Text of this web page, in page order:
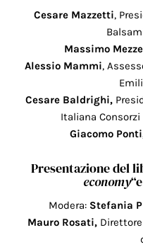
Cesare Mazzetti,
Massimo
Alessio Mammi,
Cesare Baldrighi,
Italiana
Giacomo
Presentazione del
economy
Modera: Stefania
Mauro Rosati,